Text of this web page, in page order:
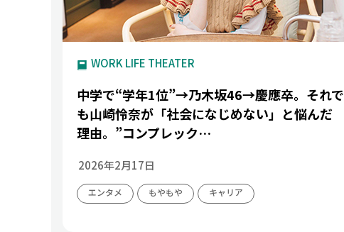
WORK LIFE THEATER
中学で“学年1位”→乃木坂46→慶應卒。それで
も山崎怜奈が「社会になじめない」と悩んだ
理由。”コンプレック…
2026年2月17日
エンタメ もやもや キャリア